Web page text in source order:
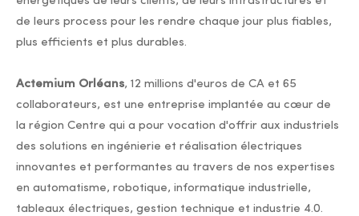
de leurs process pour les rendre chaque jour plus fiables,
plus efficients et plus durables.
Actemium Orléans, 12 millions d'euros de CA et 65
collaborateurs, est une entreprise implantée au cœur de
la région Centre qui a pour vocation d'offrir aux industriels
des solutions en ingénierie et réalisation électriques
innovantes et performantes au travers de nos expertises
en automatisme, robotique, informatique industrielle,
tableaux électriques, gestion technique et industrie 4.0.